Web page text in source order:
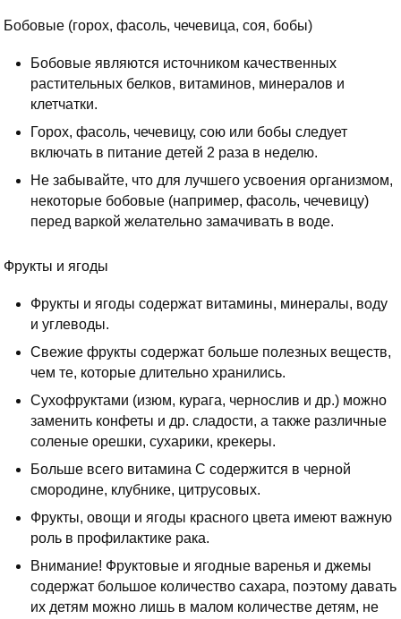
Бобовые (горох, фасоль, чечевица, соя, бобы)
Бобовые являются источником качественных
растительных белков, витаминов, минералов и
клетчатки.
Горох, фасоль, чечевицу, сою или бобы следует
включать в питание детей 2 раза в неделю.
Не забывайте, что для лучшего усвоения организмом,
некоторые бобовые (например, фасоль, чечевицу)
перед варкой желательно замачивать в воде.
Фрукты и ягоды
Фрукты и ягоды содержат витамины, минералы, воду
и углеводы.
Свежие фрукты содержат больше полезных веществ,
чем те, которые длительно хранились.
Сухофруктами (изюм, курага, чернослив и др.) можно
заменить конфеты и др. сладости, а также различные
соленые орешки, сухарики, крекеры.
Больше всего витамина С содержится в черной
смородине, клубнике, цитрусовых.
Фрукты, овощи и ягоды красного цвета имеют важную
роль в профилактике рака.
Внимание! Фруктовые и ягодные варенья и джемы
содержат большое количество сахара, поэтому давать
их детям можно лишь в малом количестве детям, не